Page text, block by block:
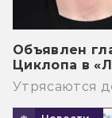
Объявлен
Циклопа в
Утрясаются